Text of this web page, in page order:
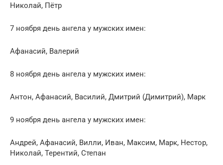
Николай, Пётр
7 ноября день ангела у мужских имен:
Афанасий, Валерий
8 ноября день ангела у мужских имен:
Антон, Афанасий, Василий, Дмитрий (Димитрий), Марк
9 ноября день ангела у мужских имен:
Андрей, Афанасий, Вилли, Иван, Максим, Марк, Нестор,
Николай, Терентий, Степан